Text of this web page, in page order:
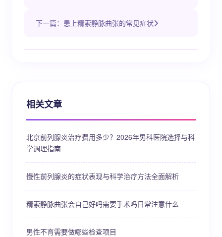
下一篇：患上精索静脉曲张的常见症状
相关文章
北京前列腺炎治疗费用多少？2026年男科医院选择与科
学调理指南
慢性前列腺炎的症状表现与科学治疗方法全面解析
精索静脉曲张会自己好吗需要手术吗日常注意什么
男性不育需要做哪些检查项目